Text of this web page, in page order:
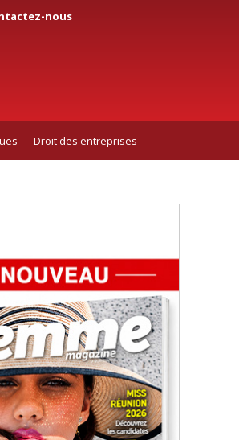
nous
Droit des entreprises